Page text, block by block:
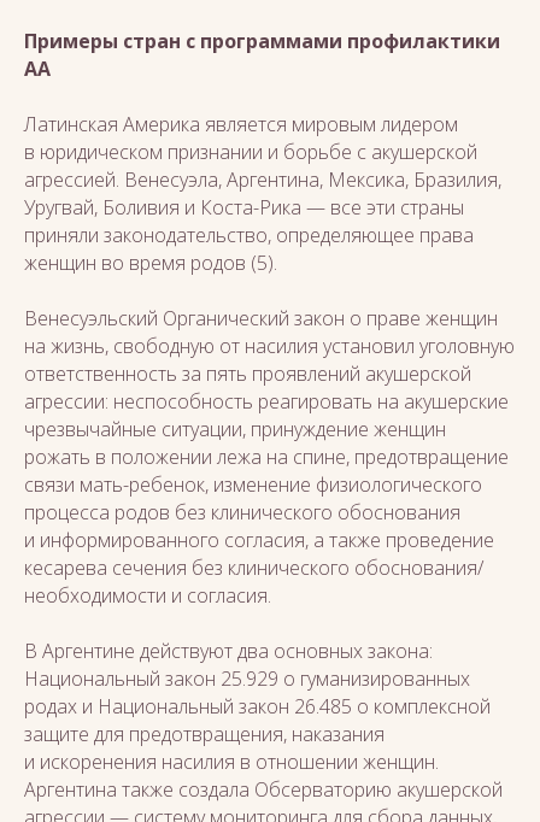
Примеры стран с программами профилактики
АА
Латинская Америка является мировым лидером
в юридическом признании и борьбе с акушерской
агрессией. Венесуэла, Аргентина, Мексика, Бразилия,
Уругвай, Боливия и Коста-Рика — все эти страны
приняли законодательство, определяющее права
женщин во время родов (5).
Венесуэльский Органический закон о праве женщин
на жизнь, свободную от насилия установил уголовную
ответственность за пять проявлений акушерской
агрессии: неспособность реагировать на акушерские
чрезвычайные ситуации, принуждение женщин
рожать в положении лежа на спине, предотвращение
связи мать-ребенок, изменение физиологического
процесса родов без клинического обоснования
и информированного согласия, а также проведение
кесарева сечения без клинического обоснования/
необходимости и согласия.
В Аргентине действуют два основных закона:
Национальный закон 25.929 о гуманизированных
родах и Национальный закон 26.485 о комплексной
защите для предотвращения, наказания
и искоренения насилия в отношении женщин.
Аргентина также создала Обсерваторию акушерской